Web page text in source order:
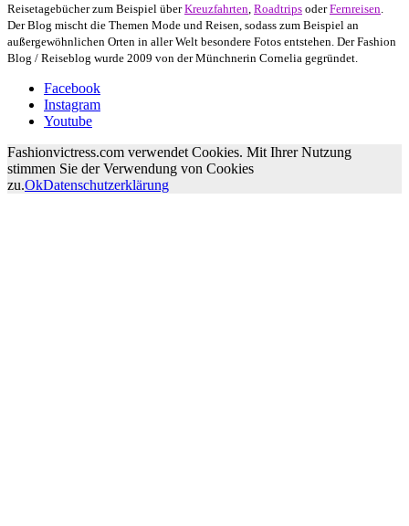
Reisetagebücher zum Beispiel überKreuzfahrten Roadtrips oderFernreisen
Der Blog mischt die Themen Mode und Reisen, sodass zum Beispiel an
außergewöhnlichen Orten in aller Welt besondere Fotos entstehen. Der Fashion
Blog / Reiseblog wurde 2009 von der Münchnerin Cornelia gegründet.
Facebook
Instagram
Youtube
Fashionvictress.com verwendet Cookies. Mit Ihrer Nutzung
stimmen Sie der Verwendung von Cookies
zu.OkDatenschutzerklärung